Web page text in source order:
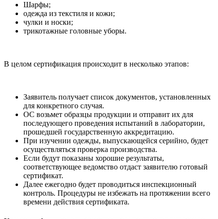
Шарфы;
одежда из текстиля и кожи;
чулки и носки;
трикотажные головные уборы.
В целом сертификация происходит в несколько этапов:
Заявитель получает список документов, установленных
для конкретного случая.
ОС возьмет образцы продукции и отправит их для
последующего проведения испытаний в лаборатории,
прошедшей государственную аккредитацию.
При изучении одежды, выпускающейся серийно, будет
осуществляться проверка производства.
Если будут показаны хорошие результаты,
соответствующее ведомство отдаст заявителю готовый
сертификат.
Далее ежегодно будет проводиться инспекционный
контроль. Процедуры не избежать на протяжении всего
времени действия сертификата.